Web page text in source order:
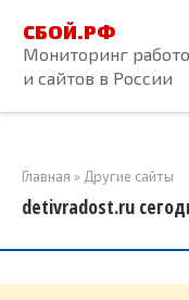
контенту
СБОЙ.РФ
Мониторинг
и сайтов в России
Главная » Другие сайты
detivradost.ru